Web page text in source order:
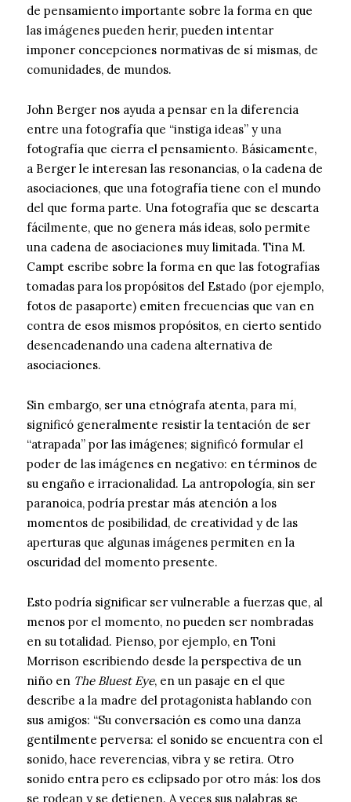
de pensamiento importante sobre la forma en que
las imágenes pueden herir, pueden intentar
imponer concepciones normativas de sí mismas, de
comunidades, de mundos.
John Berger nos ayuda a pensar en la diferencia
entre una fotografía que “instiga ideas” y una
fotografía que cierra el pensamiento. Básicamente,
a Berger le interesan las resonancias, o la cadena de
asociaciones, que una fotografía tiene con el mundo
del que forma parte. Una fotografía que se descarta
fácilmente, que no genera más ideas, solo permite
una cadena de asociaciones muy limitada. Tina M.
Campt escribe sobre la forma en que las fotografías
tomadas para los propósitos del Estado (por ejemplo,
fotos de pasaporte) emiten frecuencias que van en
contra de esos mismos propósitos, en cierto sentido
desencadenando una cadena alternativa de
asociaciones.
Sin embargo, ser una etnógrafa atenta, para mí,
significó generalmente resistir la tentación de ser
“atrapada” por las imágenes; significó formular el
poder de las imágenes en negativo: en términos de
su engaño e irracionalidad. La antropología, sin ser
paranoica, podría prestar más atención a los
momentos de posibilidad, de creatividad y de las
aperturas que algunas imágenes permiten en la
oscuridad del momento presente.
Esto podría significar ser vulnerable a fuerzas que, al
menos por el momento, no pueden ser nombradas
en su totalidad. Pienso, por ejemplo, en Toni
Morrison escribiendo desde la perspectiva de un
niño en The Bluest Eye, en un pasaje en el que
describe a la madre del protagonista hablando con
sus amigos: “Su conversación es como una danza
gentilmente perversa: el sonido se encuentra con el
sonido, hace reverencias, vibra y se retira. Otro
sonido entra pero es eclipsado por otro más: los dos
se rodean y se detienen. A veces sus palabras se